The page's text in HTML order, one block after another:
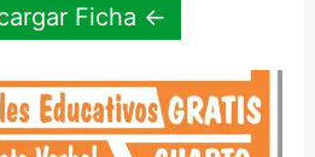
Ficha ←